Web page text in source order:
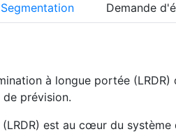
Segmentation Demande
à longue portée
prévision.
est au cœur du système